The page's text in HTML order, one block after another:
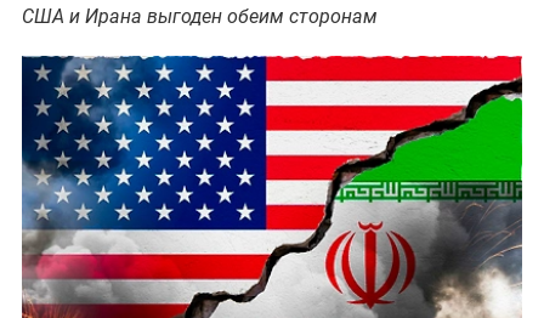
США и Ирана выгоден обеим сторонам